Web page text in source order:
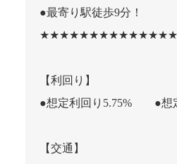
●最寄り駅徒歩9分！
【利回り】
●想定利回り5.75% ●想
【交通】